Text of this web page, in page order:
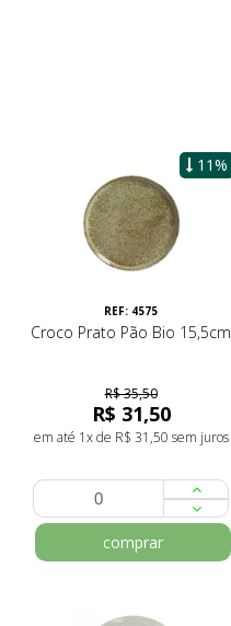
11%
REF: 4575
Croco Prato Pão Bio 15,5cm
R$ 35,50
R$ 31,50
em até 1x de R$ 31,50 sem juros
comprar